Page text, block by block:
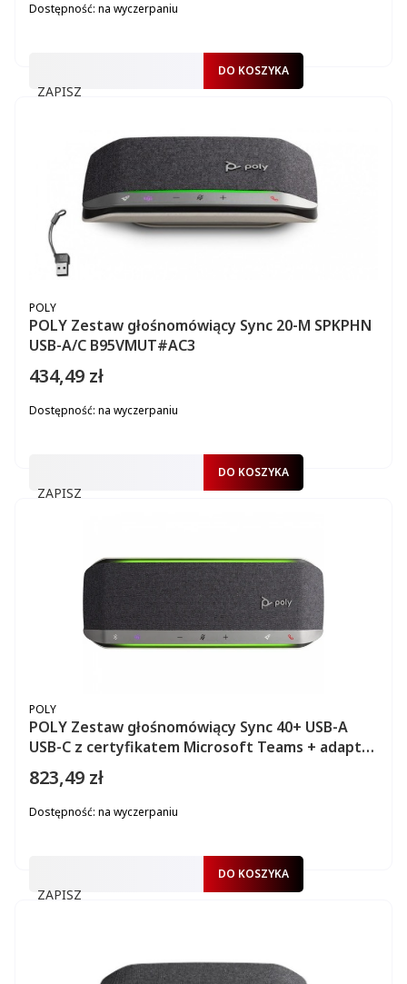
Dostępność: na wyczerpaniu
ZAPISZ
DO KOSZYKA
POLY Zestaw głośnomówiący Sync 20-M SPKPHN
USB-A/C B95VMUT#AC3
PRODUCENT
POLY
Cena
434,49 zł
Dostępność: na wyczerpaniu
ZAPISZ
DO KOSZYKA
POLY Zestaw głośnomówiący Sync 40+ USB-A
USB-C z certyfikatem Microsoft Teams + adapter
USB-A BT700
PRODUCENT
POLY
Cena
823,49 zł
Dostępność: na wyczerpaniu
ZAPISZ
DO KOSZYKA